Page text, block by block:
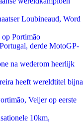
Loubineaud, Word
Portimão
derde MotoGP-
na wederom heerlijk
heeft wereldtitel bijna
Veijer op eerste
10km,